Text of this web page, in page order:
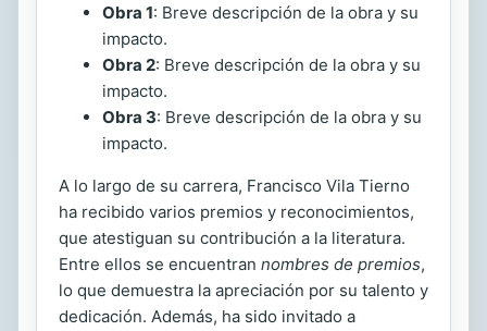
Obra 1: Breve descripción de la obra y su
impacto.
Obra 2: Breve descripción de la obra y su
impacto.
Obra 3: Breve descripción de la obra y su
impacto.
A lo largo de su carrera, Francisco Vila Tierno
ha recibido varios premios y reconocimientos,
que atestiguan su contribución a la literatura.
Entre ellos se encuentran nombres de premios,
lo que demuestra la apreciación por su talento y
dedicación. Además, ha sido invitado a